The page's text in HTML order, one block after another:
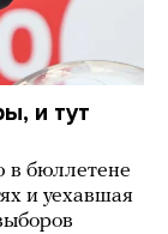
и тут
в бюллетене
и уехавшая